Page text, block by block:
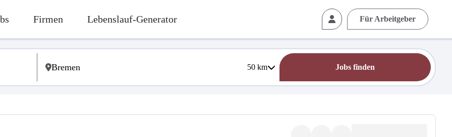
Firmen Lebenslauf-Generator Für Arbeitgeber
50km Jobs finden